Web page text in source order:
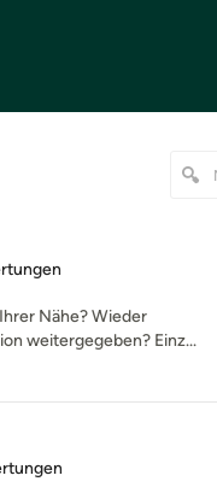
5 von 5 Sternen
Nähe? Wieder
weitergegeben? Einz...
5 von 5 Sternen